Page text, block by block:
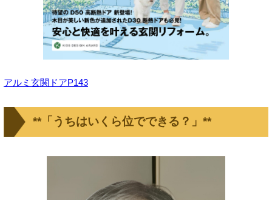
アルミ玄関ドアP143
**「うちはいくら位でできる？」**